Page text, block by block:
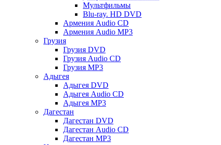
Мультфильмы
Blu-ray. HD DVD
Армения Audio CD
Армения Audio MP3
Грузия
Грузия DVD
Грузия Audio CD
Грузия MP3
Адыгея
Адыгея DVD
Адыгея Audio CD
Адыгея MP3
Дагестан
Дагестан DVD
Дагестан Audio CD
Дагестан MP3